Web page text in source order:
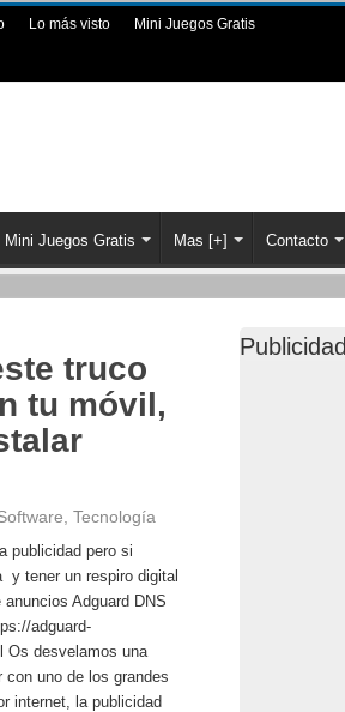
Lo más visto Mini Juegos Gratis
Mini Juegos Gratis Mas [+] Contacto
truco
tu móvil,
Tecnología
publicidad pero si
y tener un respiro digital
Adguard DNS
adguard-
Os desvelamos una
uno de los grandes
internet, la publicidad
Publicidad